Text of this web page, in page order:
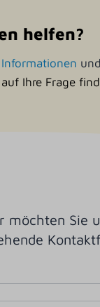
helfen?
und
Ihre Frage
möchten Sie